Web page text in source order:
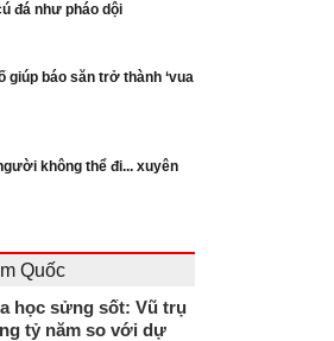
đá như pháo dội
giúp báo săn trở thành ‘vua
không thể đi... xuyên
Quốc
học sửng sốt: Vũ trụ
tỷ năm so với dự